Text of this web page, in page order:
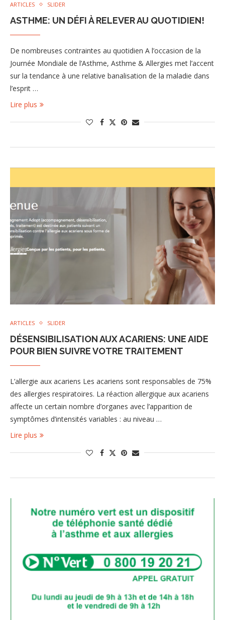
ARTICLES SLIDER
ASTHME: UN DÉFI À RELEVER AU QUOTIDIEN!
De nombreuses contraintes au quotidien A l’occasion de la
Journée Mondiale de l’Asthme, Asthme & Allergies met l’accent
sur la tendance à une relative banalisation de la maladie dans
l’esprit …
Lire plus
ARTICLES SLIDER
DÉSENSIBILISATION AUX ACARIENS: UNE AIDE
POUR BIEN SUIVRE VOTRE TRAITEMENT
L’allergie aux acariens Les acariens sont responsables de 75%
des allergies respiratoires. La réaction allergique aux acariens
affecte un certain nombre d’organes avec l’apparition de
symptômes d’intensités variables : au niveau …
Lire plus